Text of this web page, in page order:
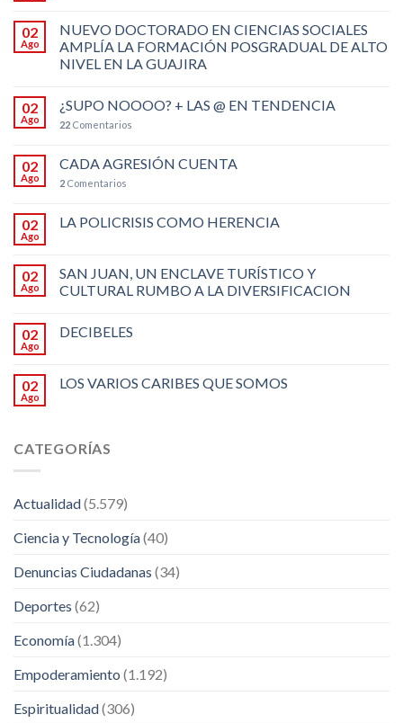
02
Ago
NUEVO DOCTORADO EN CIENCIAS SOCIALES
AMPLÍA LA FORMACIÓN POSGRADUAL DE ALTO
NIVEL EN LA GUAJIRA
02
Ago
¿SUPO NOOOO? + LAS @ EN TENDENCIA
22 Comentarios
02
Ago
CADA AGRESIÓN CUENTA
2 Comentarios
02
Ago
LA POLICRISIS COMO HERENCIA
02
Ago
SAN JUAN, UN ENCLAVE TURÍSTICO Y
CULTURAL RUMBO A LA DIVERSIFICACION
02
Ago
DECIBELES
02
Ago
LOS VARIOS CARIBES QUE SOMOS
CATEGORÍAS
Actualidad(5.579)
Ciencia y Tecnología(40)
Denuncias Ciudadanas (34)
Deportes (62)
Economía(1.304)
Empoderamiento (1.192)
Espiritualidad(306)